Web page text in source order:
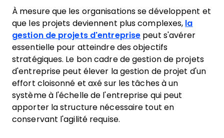
À mesure que les organisations se développent et
que les projets deviennent plus complexes, la
gestion de projets d'entreprise peut s'avérer
essentielle pour atteindre des objectifs
stratégiques. Le bon cadre de gestion de projets
d'entreprise peut élever la gestion de projet d'un
effort cloisonné et axé sur les tâches à un
système à l'échelle de l'entreprise qui peut
apporter la structure nécessaire tout en
conservant l'agilité requise.